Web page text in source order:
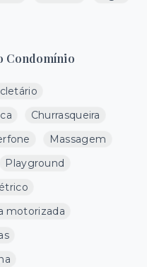
Condomínio
Churrasqueira
Massagem
Playground
motorizada